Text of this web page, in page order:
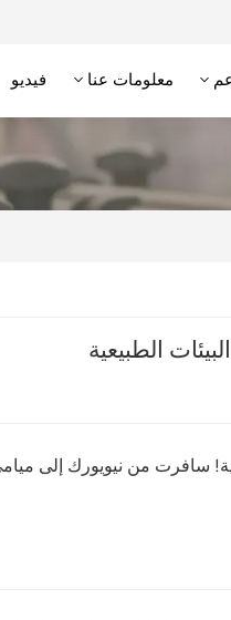
معلومات عنا فيديو
سافرت من نيويورك إلى